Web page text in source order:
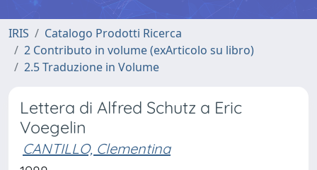
IRIS
Catalogo Prodotti Ricerca
2 Contributo in volume (exArticolo su libro)
2.5 Traduzione in Volume
Lettera di Alfred Schutz a Eric
Voegelin
CANTILLO, Clementina